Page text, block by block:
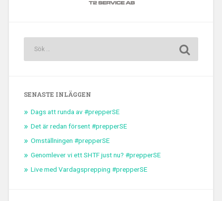
SENASTE INLÄGGEN
Dags att runda av #prepperSE
Det är redan försent #prepperSE
Omställningen #prepperSE
Genomlever vi ett SHTF just nu? #prepperSE
Live med Vardagsprepping #prepperSE